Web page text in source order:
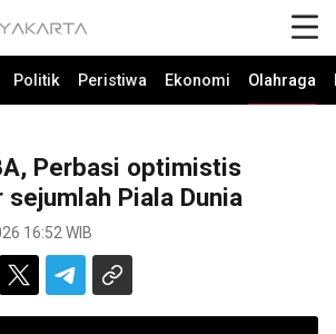
Politik Peristiwa Ekonomi Olahraga
Perbasi optimistis
Piala Dunia
16:52 WIB